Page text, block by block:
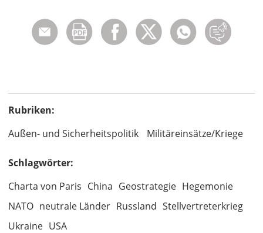
Rubriken:
Außen- und Sicherheitspolitik
Militäreinsätze/Kriege
Schlagwörter:
Charta von Paris China Geostrategie Hegemonie
NATO neutrale Länder Russland Stellvertreterkrieg
Ukraine USA